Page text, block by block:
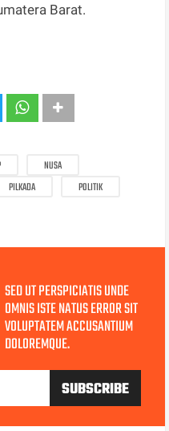
Barat.
NUSA
PILKADA
POLITIK
SED UT PERSPICIATIS UNDE
OMNIS ISTE NATUS ERROR SIT
VOLUPTATEM ACCUSANTIUM
DOLOREMQUE.